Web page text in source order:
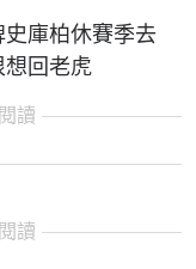
庫柏休賽季去
回老虎
讀
讀